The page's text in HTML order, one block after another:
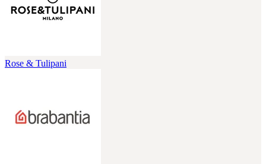
Rose & Tulipani